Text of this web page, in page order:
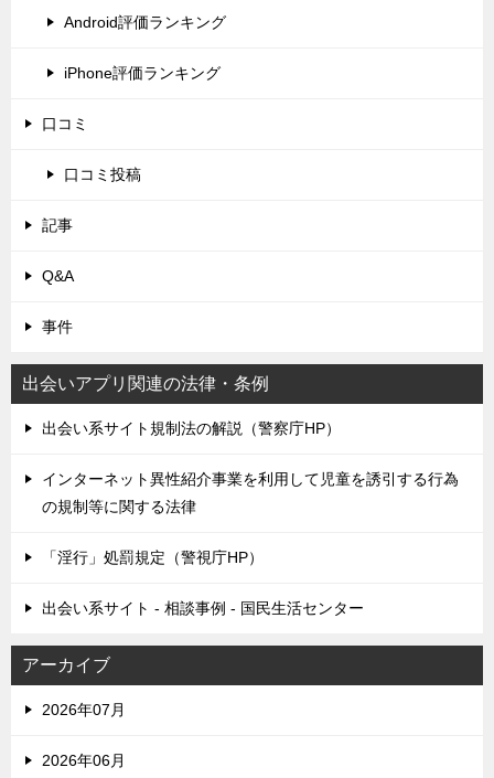
Android評価ランキング
iPhone評価ランキング
口コミ
口コミ投稿
記事
Q&A
事件
出会いアプリ関連の法律・条例
出会い系サイト規制法の解説（警察庁HP）
インターネット異性紹介事業を利用して児童を誘引する行為
の規制等に関する法律
「淫行」処罰規定（警視庁HP）
出会い系サイト - 相談事例 - 国民生活センター
アーカイブ
2026年07月
2026年06月